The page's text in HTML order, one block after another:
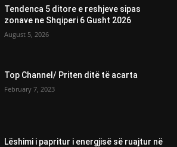
Tendenca 5 ditore e reshjeve sipas
zonave ne Shqiperi 6 Gusht 2026
August 5, 2026
Top Channel/ Priten ditë të acarta
February 7, 2023
Lëshimi i papritur i energjisë së ruajtur në